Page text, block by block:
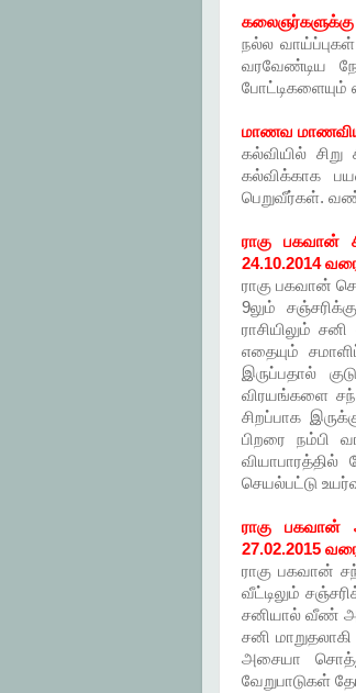
கலைஞர்களுக்கு
நல்ல
வரவேண்டிய
போட்டிகளையும்
மாணவ
கல்வியில்
கல்விக்காக
பெறுவீர்கள்.
ராகு பகவான்
24.10.2014
ராகு பகவான்
9லும்
ராசியிலும்
எதையும்
இருப்பதால்
விரயங்களை
சிறப்பாக
பிறரை நம்பி
செயல்பட்டு
ராகு பகவான்
27.02.2015
ராகு பகவான்
வீட்டிலும்
சனியால் வீண்
சனி
அசையா
வேறுபாடுகள்